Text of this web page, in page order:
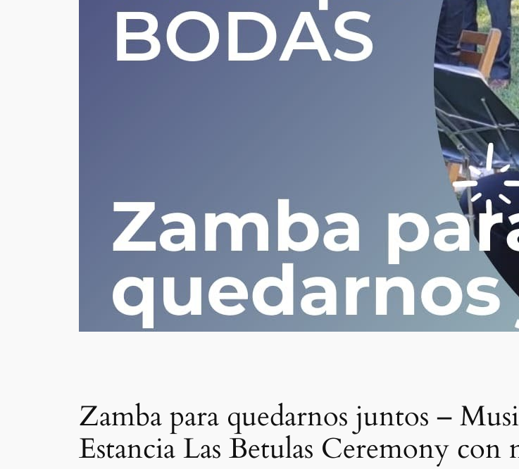
Zamba para quedarnos juntos –
Estancia Las Betulas Ceremony con